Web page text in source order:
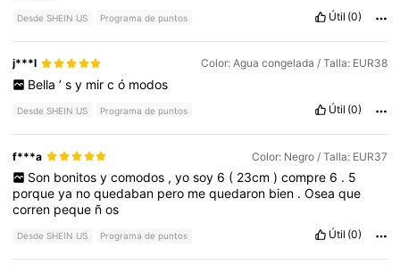
Desde SHEIN US Programa de puntos Útil (0)
j***l Color: Agua congelada / Talla: EUR38
Bella ’ s y mir c ó modos
Desde SHEIN US Programa de puntos Útil (0)
f***a Color: Negro / Talla: EUR37
Son bonitos y comodos , yo soy 6 ( 23cm ) compre 6 . 5
porqueya noquedaban pero mequedaron bien .Oseaque
corren peque ños
Desde SHEIN US Programa de puntos Útil (0)